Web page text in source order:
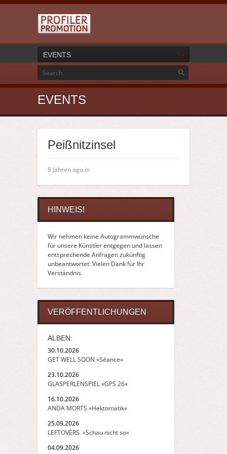
EVENTS
EVENTS
Peißnitzinsel
8 Jahren ago in
HINWEIS!
Wir nehmen keine Autogrammwünsche
für unsere Künstler entgegen und lassen
entsprechende Anfragen zukünftig
unbeantwortet. Vielen Dank für Ihr
Verständnis.
VERÖFFENTLICHUNGEN
ALBEN:
30.10.2026
GET WELL SOON »Séance«
23.10.2026
GLASPERLENSPIEL »GPS 26«
16.10.2026
ANDA MORTS »Hektomatik«
25.09.2026
LEFTOVERS »Schau nicht so«
04.09.2026